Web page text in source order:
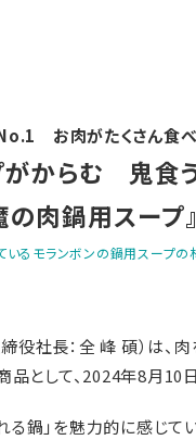
お肉がたくさん食
がからむ 鬼食
肉鍋用スープ
るモランボンの鍋用スープ
社長：全 峰 碩）は、
として、2024年8月10
」を魅力的に感じてい